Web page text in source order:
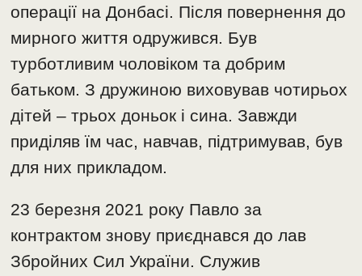
операції на Донбасі. Після повернення до
мирного життя одружився. Був
турботливим чоловіком та добрим
батьком. З дружиною виховував чотирьох
дітей – трьох доньок і сина. Завжди
приділяв їм час, навчав, підтримував, був
для них прикладом.
23 березня 2021 року Павло за
контрактом знову приєднався до лав
Збройних Сил України. Служив